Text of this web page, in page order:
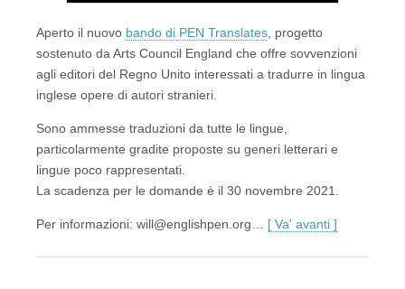
Aperto il nuovo bando di PEN Translates , progetto
sostenuto da Arts Council England che offre sovvenzioni
agli editori del Regno Unito interessati a tradurre in lingua
inglese opere di autori stranieri.
Sono ammesse traduzioni da tutte le lingue,
particolarmente gradite proposte su generi letterari e
lingue poco rappresentati.
La scadenza per le domande è il 30 novembre 2021.
Per informazioni: will@englishpen.org… [ Va' avanti ]